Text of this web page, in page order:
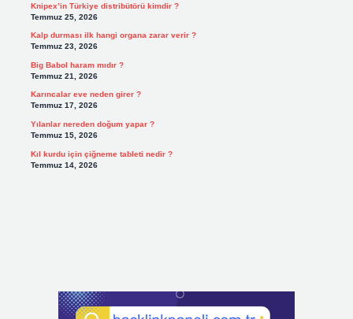
Knipex’in Türkiye distribütörü kimdir ?
Temmuz 25, 2026
Kalp durması ilk hangi organa zarar verir ?
Temmuz 23, 2026
Big Babol haram mıdır ?
Temmuz 21, 2026
Karıncalar eve neden girer ?
Temmuz 17, 2026
Yılanlar nereden doğum yapar ?
Temmuz 15, 2026
Kıl kurdu için çiğneme tableti nedir ?
Temmuz 14, 2026